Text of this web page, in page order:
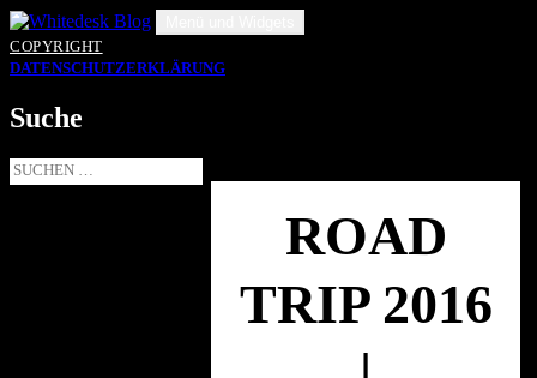
Zum
Inhalt
springen
COPYRIGHT
DATENSCHUTZERKLÄRUNG
Suche
Suche
nach:
ROAD
TRIP 2016